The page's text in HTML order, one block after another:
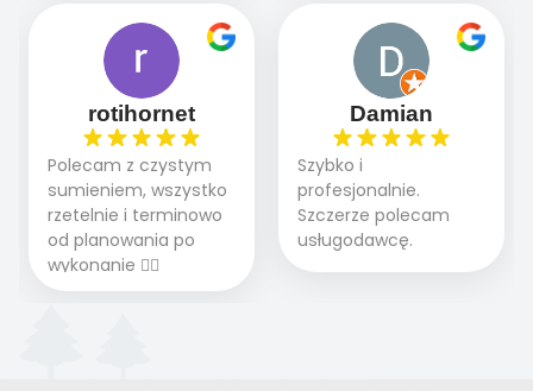
2 zlecenia na rolkę.
Polecam.
rotihornet
Polecam z czystym
sumieniem, wszystko
rzetelnie i terminowo
od planowania po
wykonanie 👍🏻
Damian
Szybko i
profesjonalnie.
Szczerze polecam
usługodawcę.